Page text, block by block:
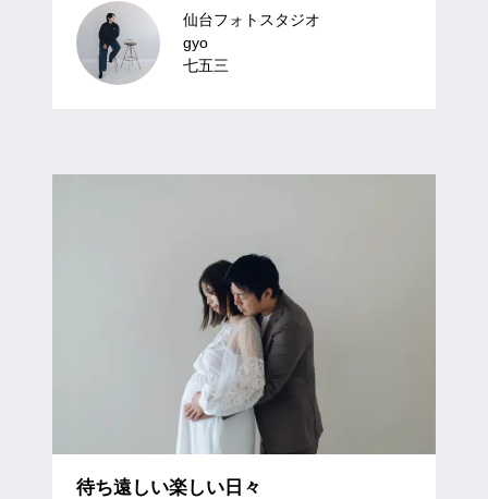
仙台フォトスタジオ
gyo
七五三
待ち遠しい楽しい日々